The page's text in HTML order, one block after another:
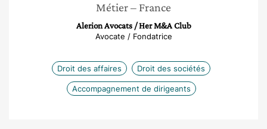
Métier– France
Alerion Avocats / Her M&A Club
Avocate / Fondatrice
Droit des affaires Droit des sociétés
Accompagnement de dirigeants